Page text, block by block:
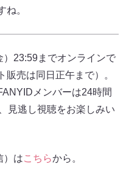
ね。
23:59までオンラインで
販売は同日正午まで）。
メンバーは24時間
見逃し視聴をお楽しみい
）はこちらから。